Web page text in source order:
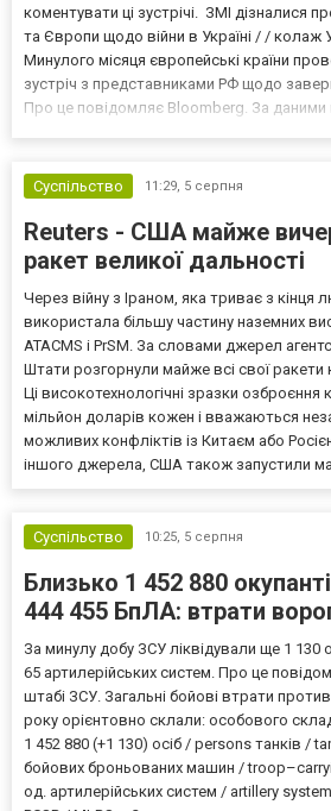
коментувати ці зустрічі. ЗМІ дізналися
та Європи щодо війни в Україні / / колаж
Минулого місяця європейські країни
зустріч з представниками РФ щодо
Про це повідомляє Bloomberg. За даними
Суспільство
11:29, 5 серпня
Reuters - США майже
ракет великої дальності
Через війну з Іраном, яка триває з
використала більшу частину наземних
ATACMS і PrSM. За словами джерел
Штати розгорнули майже всі свої ракети
Ці високотехнологічні зразки
мільйон доларів кожен і вважаються
можливих конфліктів із Китаєм або
іншого джерела, США також запустили
Суспільство 10:25, 5 серпня
Близько 1 452 880
444 455 БпЛА: втрати
За минулу добу ЗСУ ліквідували ще 1 130
65 артилерійських систем. Про це
штабі ЗСУ. Загальні бойові втрати
року орієнтовно склали: особового
1 452 880 (+1 130) осіб / persons танків /
бойових броньованих машин /
од. артилерійських систем / artillery